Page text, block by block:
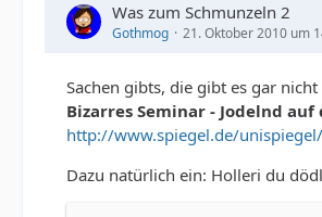
Was zum Schmunzeln 2
Gothmog 21. Oktober 2010 um
Sachen gibts, die gibt es gar
Bizarres Seminar - Jodelnd
http://www.spiegel.de/
Dazu natürlich ein: Holleri du